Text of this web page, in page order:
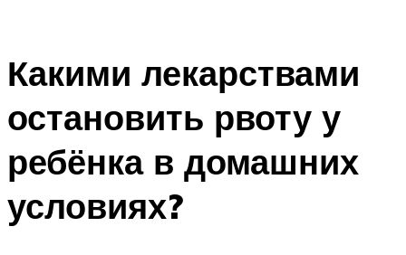
Какими лекарствами
остановить рвоту у
ребёнка в домашних
условиях?